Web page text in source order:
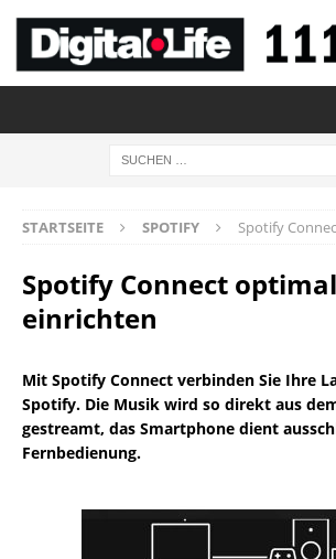
STARTSEITE SPOTIFY Spotify
Spotify Connect optimal
einrichten
Mit Spotify Connect verbinden Sie Ihre
Spotify. Die Musik wird so direkt aus
gestreamt, das Smartphone dient
Fernbedienung.